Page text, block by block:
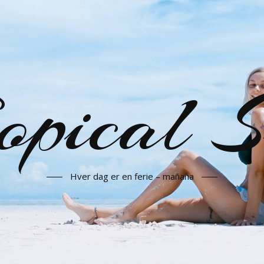
Hver dag er en ferie – mañana